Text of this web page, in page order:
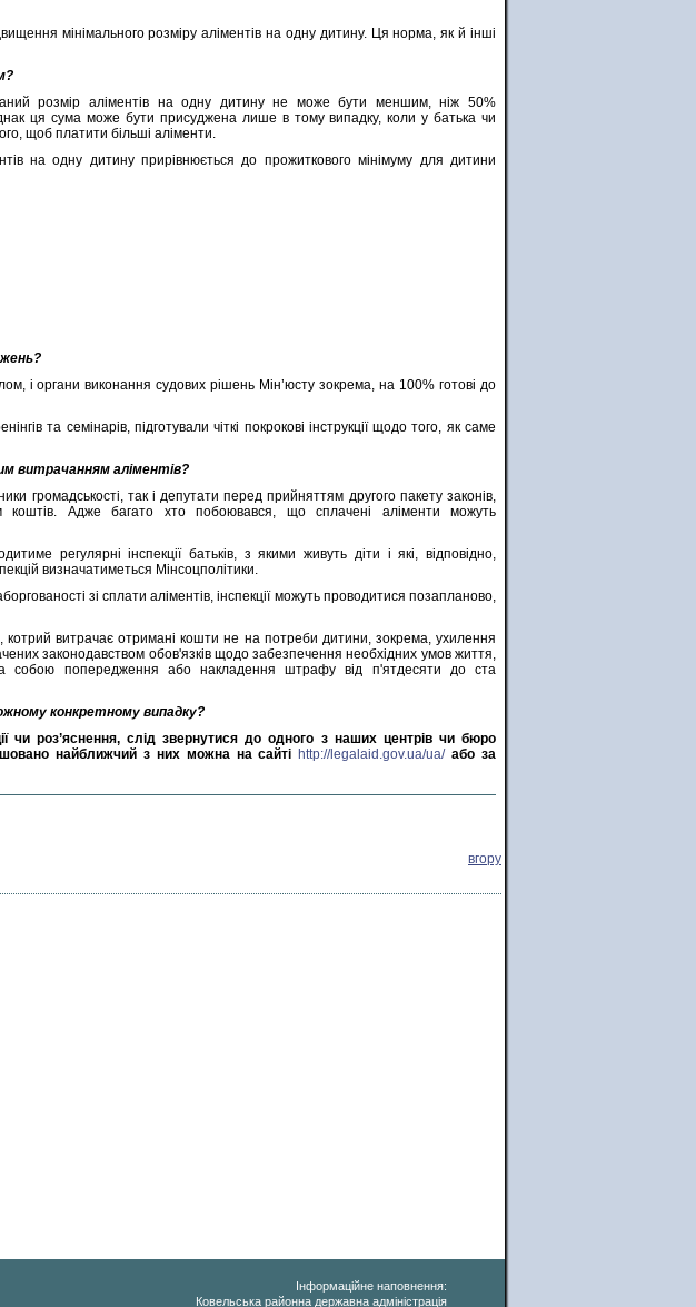
мінімального розміру аліментів на одну дитину. Ця норма, як й інші
розмір аліментів на одну дитину не може бути меншим, ніж 50%
ця сума може бути присуджена лише в тому випадку, коли у батька чи
щоб платити більші аліменти.
на одну дитину прирівнюється до прожиткового мінімуму для дитини
і органи виконання судових рішень Мін’юсту зокрема, на 100% готові до
та семінарів, підготували чіткі покрокові інструкції щодо того, як саме
витрачанням аліментів?
громадськості, так і депутати перед прийняттям другого пакету законів,
коштів. Адже багато хто побоювався, що сплачені аліменти можуть
регулярні інспекції батьків, з якими живуть діти і які, відповідно,
визначатиметься Мінсоцполітики.
зі сплати аліментів, інспекції можуть проводитися позапланово,
котрий витрачає отримані кошти не на потреби дитини, зокрема, ухилення
законодавством обов'язків щодо забезпечення необхідних умов життя,
собою попередження або накладення штрафу від п'ятдесяти до ста
конкретному випадку?
чи роз’яснення, слід звернутися до одного з наших центрів чи бюро
найближчий з них можна на сайті http://legalaid.gov.ua/ua/або за
вгору
Інформаційне наповнення:
Ковельська районна державна адміністрація